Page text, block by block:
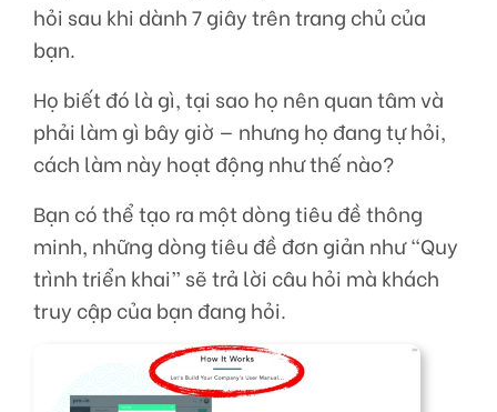
hỏi sau khi dành 7 giây trên trang chủ của
bạn.
Họ biết đó là gì, tại sao họ nên quan tâm và
phải làm gì bây giờ — nhưng họ đang tự hỏi,
cách làm này hoạt động như thế nào?
Bạn có thể tạo ra một dòng tiêu đề thông
minh, những dòng tiêu đề đơn giản như “Quy
trình triển khai” sẽ trả lời câu hỏi mà khách
truy cập của bạn đang hỏi.